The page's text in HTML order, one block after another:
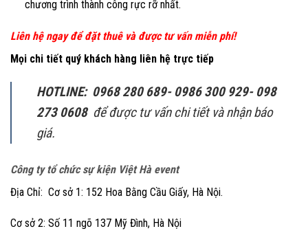
chương trình thành công rực rỡ nhất.
Liên hệ ngay để đặt thuê và được tư vấn miễn phí!
Mọi chi tiết quý khách hàng liên hệ trực tiếp
HOTLINE: 0968 280 689- 0986 300 929- 098
273 0608 để được tư vấn chi tiết và nhận báo
giá.
Công ty tổ chức sự kiện Việt Hà event
Địa Chỉ: Cơ sở 1: 152 Hoa Bằng Cầu Giấy, Hà Nội.
Cơ sở 2: Số 11 ngõ 137 Mỹ Đình, Hà Nội